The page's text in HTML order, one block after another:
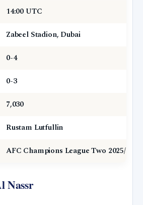
14:00 UTC
Zabeel Stadion, Dubai
0-4
0-3
7,030
Rustam Lutfullin
AFC Champions League Two 2025/26
Nassr